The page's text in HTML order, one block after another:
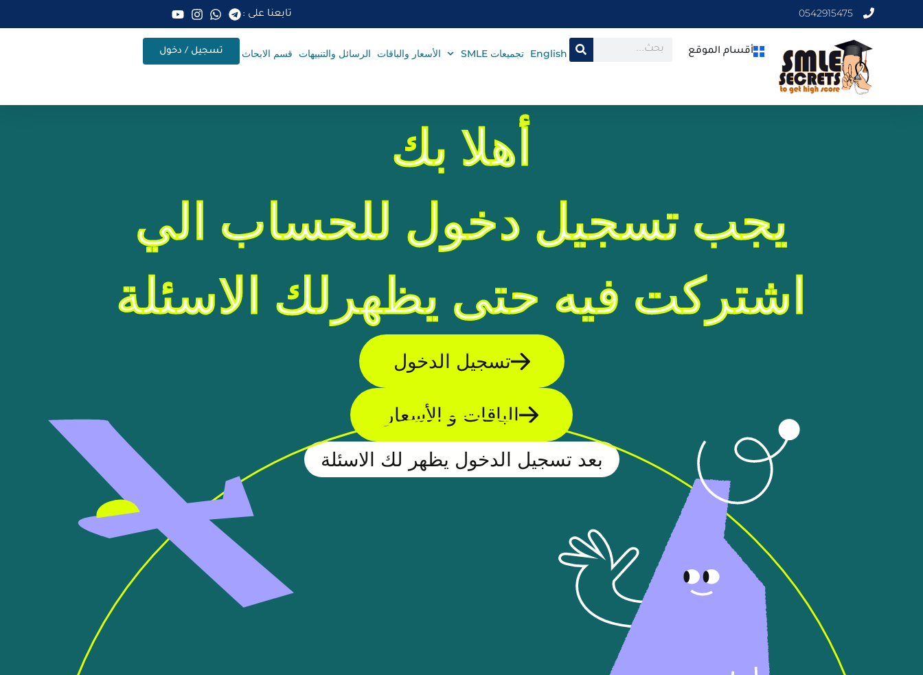
0542915475 تابعنا على :
أقسام الموقع English تجميعات SMLE الأسعار والباقات الرسائل والتنبيهات قسم الابحاث تسجيل / دخول
أهلا بك
يجب تسجيل دخول للحساب الي
اشتركت فيه حتى يظهرلك الاسئلة
تسجيل الدخول
الباقات و الأسعار
بعد تسجيل الدخول يظهر لك الاسئلة